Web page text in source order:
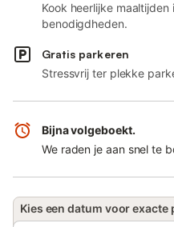
Kook heerlijke
benodigdheden.
Gratis parkeren
Stressvrij ter plekke
Bijna volgeboekt.
We raden je aan snel te
Kies een datum voor exacte